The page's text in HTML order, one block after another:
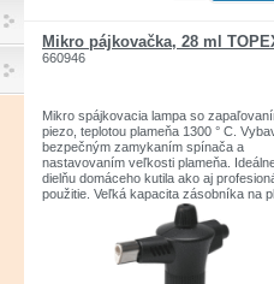
Mikro pájkovačka, 28 ml
660946
Mikro spájkovacia lampa so
piezo, teplotou plameňa 1300 ° C.
bezpečným zamykaním spínača a
nastavovaním veľkosti plameňa.
dielňu domáceho kutila ako aj
použitie. Veľká kapacita zásobníka na
28 ml. Ergonomický tvar zvyšuje
práce. Značka TOPEX je určená pre
domácich kutilov.Sortiment značiek
zahŕňa náradie a doplnky pre
garáže. Výrobky sú pevnej kvality.